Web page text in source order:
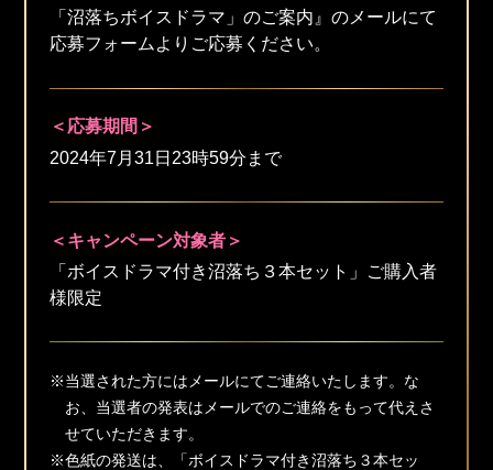
「沼落ちボイスドラマ」のご案内』のメールにて
応募フォームよりご応募ください。
＜応募期間＞
2024年7月31日23時59分まで
＜キャンペーン対象者＞
「ボイスドラマ付き沼落ち３本セット」ご購入者
様限定
※当選された方にはメールにてご連絡いたします。な
お、当選者の発表はメールでのご連絡をもって代えさ
せていただきます。
※色紙の発送は、「ボイスドラマ付き沼落ち３本セッ